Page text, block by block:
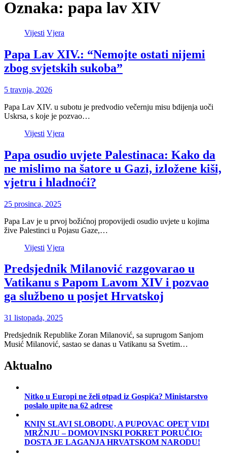
Oznaka: papa lav XIV
Vijesti Vjera
Papa Lav XIV.: “Nemojte ostati nijemi
zbog svjetskih sukoba”
5 travnja, 2026
Papa Lav XIV. u subotu je predvodio večernju misu bdijenja uoči
Uskrsa, s koje je pozvao…
Vijesti Vjera
Papa osudio uvjete Palestinaca: Kako da
ne mislimo na šatore u Gazi, izložene kiši,
vjetru i hladnoći?
25 prosinca, 2025
Papa Lav je u prvoj božićnoj propovijedi osudio uvjete u kojima
žive Palestinci u Pojasu Gaze,…
Vijesti Vjera
Predsjednik Milanović razgovarao u
Vatikanu s Papom Lavom XIV i pozvao
ga službeno u posjet Hrvatskoj
31 listopada, 2025
Predsjednik Republike Zoran Milanović, sa suprugom Sanjom
Musić Milanović, sastao se danas u Vatikanu sa Svetim…
Aktualno
Nitko u Europi ne želi otpad iz Gospića? Ministarstvo
poslalo upite na 62 adrese
KNIN SLAVI SLOBODU, A PUPOVAC OPET VIDI
MRŽNJU – DOMOVINSKI POKRET PORUČIO:
DOSTA JE LAGANJA HRVATSKOM NARODU!